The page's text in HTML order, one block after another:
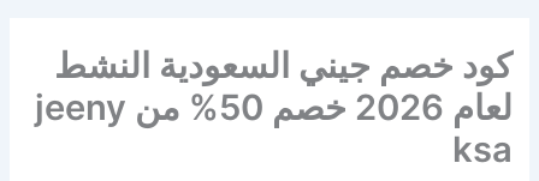
كود خصم جيني السعودية النشط
لعام 2026 خصم 50% من jeeny
ksa